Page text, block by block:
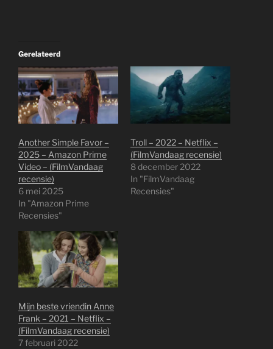
Gerelateerd
Another Simple Favor –
2025 – Amazon Prime
Video – (FilmVandaag
recensie)
6 mei 2025
In "Amazon Prime
Recensies"
Troll – 2022 – Netflix –
(FilmVandaag recensie)
8 december 2022
In "FilmVandaag
Recensies"
Mijn beste vriendin Anne
Frank – 2021 – Netflix –
(FilmVandaag recensie)
7 februari 2022